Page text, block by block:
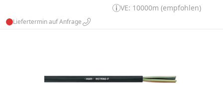
VE: 10000m (empfohlen)
Liefertermin auf Anfrage